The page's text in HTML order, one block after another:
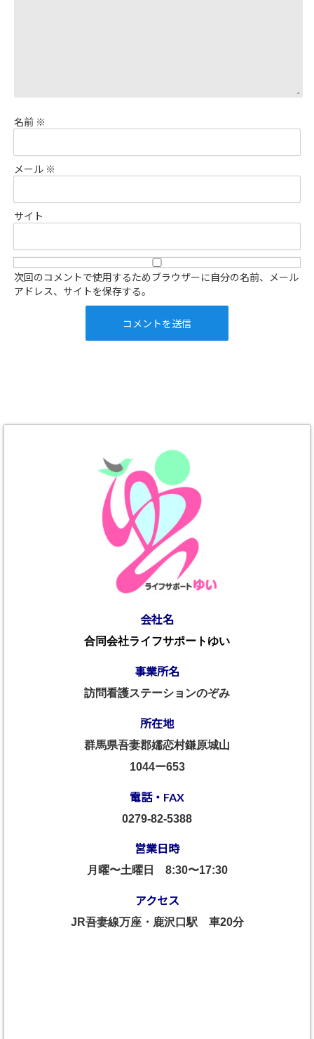
名前 ※
メール ※
サイト
次回のコメントで使用するためブラウザーに自分の名前、メール
アドレス、サイトを保存する。
会社名
合同会社ライフサポートゆい
事業所名
訪問看護ステーションのぞみ
所在地
群馬県吾妻郡嬬恋村鎌原城山
1044ー653
電話・FAX
0279-82-5388
営業日時
月曜〜土曜日 8:30〜17:30
アクセス
JR吾妻線万座・鹿沢口駅 車20分